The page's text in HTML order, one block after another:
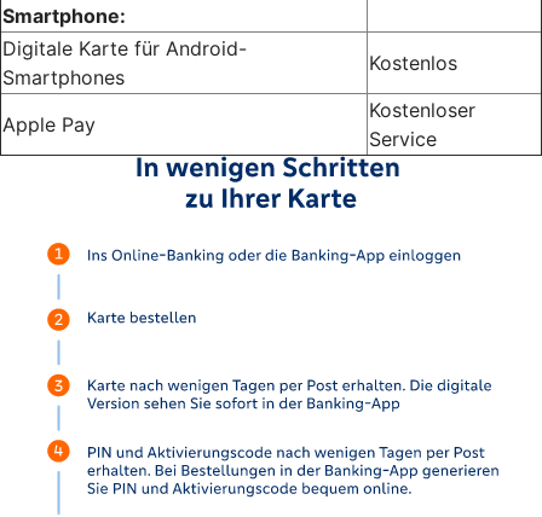
Smartphone:
Digitale Karte für Android-
Smartphones
Kostenlos
Apple Pay
Kostenloser
Service